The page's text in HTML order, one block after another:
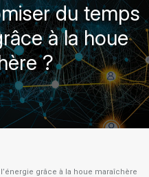
du temps
à la houe
?
grâce à la houe maraîchère